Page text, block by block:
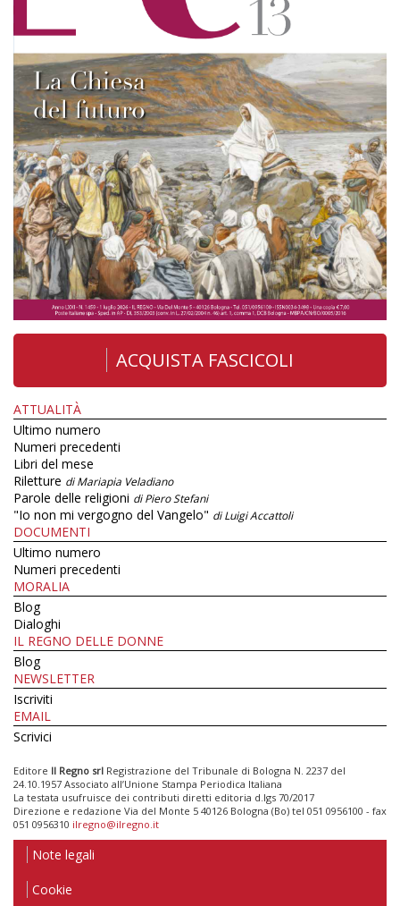
ACQUISTA FASCICOLI
ATTUALITÀ
Ultimo numero
Numeri precedenti
Libri del mese
Riletture di Mariapia Veladiano
Parole delle religioni di Piero Stefani
"Io non mi vergogno del Vangelo" di Luigi Accattoli
DOCUMENTI
Ultimo numero
Numeri precedenti
MORALIA
Blog
Dialoghi
IL REGNO DELLE DONNE
Blog
NEWSLETTER
Iscriviti
EMAIL
Scrivici
Editore Il Regno srl Registrazione del Tribunale di Bologna N. 2237 del
24.10.1957 Associato all’Unione Stampa Periodica Italiana
La testata usufruisce dei contributi diretti editoria d.lgs 70/2017
Direzione e redazione Via del Monte 5 40126 Bologna (Bo) tel 051 0956100 - fax
051 0956310 ilregno@ilregno.it
Note legali
Cookie